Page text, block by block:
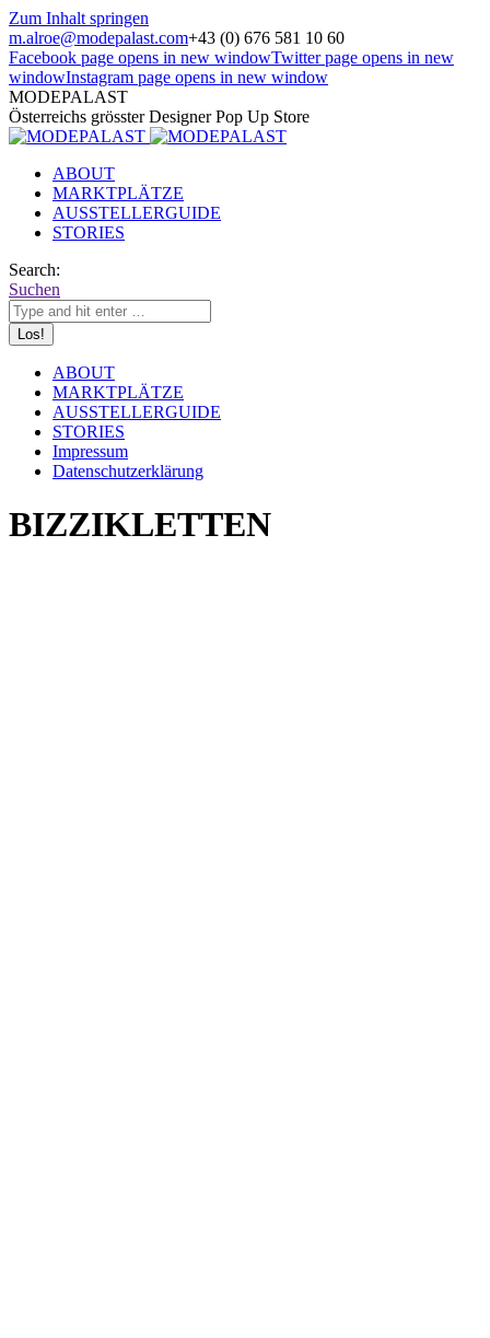
Zum Inhalt springen
m.alroe@modepalast.com+43 (0) 676 581 10 60
Facebook page opens in new windowTwitter page opens in new
windowInstagram page opens in new window
MODEPALAST
Österreichs grösster Designer Pop Up Store
ABOUT
MARKTPLÄTZE
AUSSTELLERGUIDE
STORIES
Search:
Suchen
ABOUT
MARKTPLÄTZE
AUSSTELLERGUIDE
STORIES
Impressum
Datenschutzerklärung
BIZZIKLETTEN